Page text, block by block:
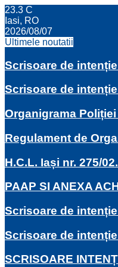
23.3 C
Iasi, RO
2026/08/07
Ultimele noutatii
Scrisoare de
Scrisoare de
Organigrama
Regulament de
H.C.L. Iași nr. 275/
PAAP SI ANEXA
Scrisoare de
Scrisoare de
SCRISOARE